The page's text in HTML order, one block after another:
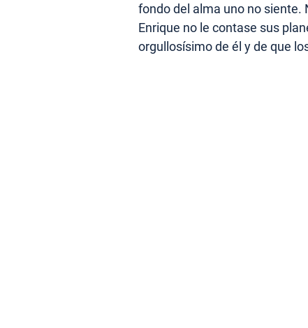
fondo del alma uno no siente.
Enrique no le contase sus
orgullosísimo de él y de que